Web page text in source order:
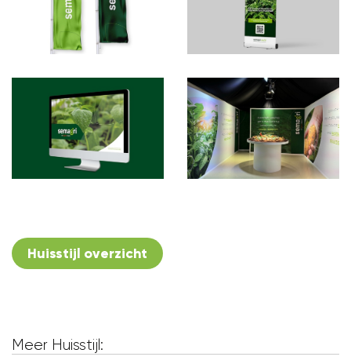
Huisstijl overzicht
Meer Huisstijl: